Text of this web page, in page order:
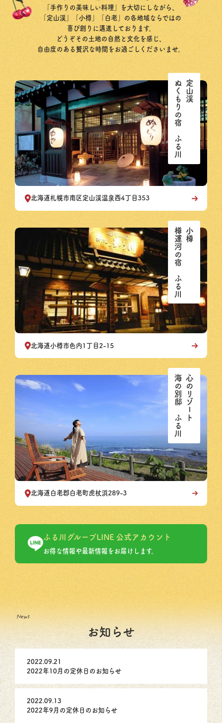
「手作りの美味しい料理」を大切にしながら、
「定山渓」「小樽」「白老」の各地域ならではの
喜び創りに邁進しております。
どうぞその土地の自然と文化を感じ、
自由度のある贅沢な時間をお過ごしくださいませ。
定山渓
ぬくもりの宿 ふる川
北海道札幌市南区定山渓温泉西4丁目353
小樽
樽運河の宿 ふる川
北海道小樽市色内1丁目2-15
心のリゾート
海の別邸 ふる川
北海道白老郡白老町虎杖浜289-3
ふる川グループLINE 公式アカウント
お得な情報や最新情報をお届けします。
お知らせ
2022.09.21
2022年10月の定休日のお知らせ
2022.09.13
2022年9月の定休日のお知らせ